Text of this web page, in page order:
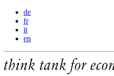
de
fr
it
en